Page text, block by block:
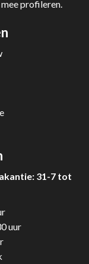
profileren.
31-7 tot
uur